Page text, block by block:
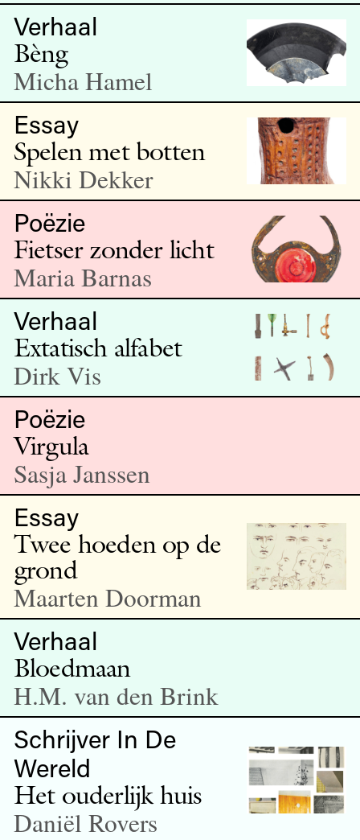
Verhaal
Bèng
Micha Hamel
Essay
Spelen met botten
Nikki Dekker
Poëzie
Fietser zonder licht
Maria Barnas
Verhaal
Extatisch alfabet
Dirk Vis
Poëzie
Virgula
Sasja Janssen
Essay
Twee hoeden op de
grond
Maarten Doorman
Verhaal
Bloedmaan
H.M. van den Brink
Schrijver In De
Wereld
Het ouderlijk huis
Daniël Rovers